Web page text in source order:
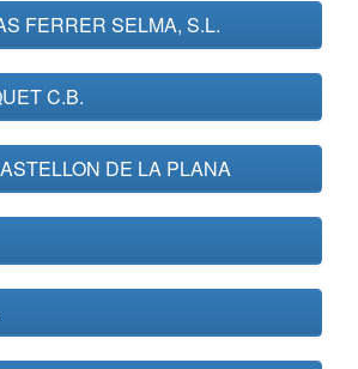
FERRER SELMA, S.L.
C.B.
DE LA PLANA